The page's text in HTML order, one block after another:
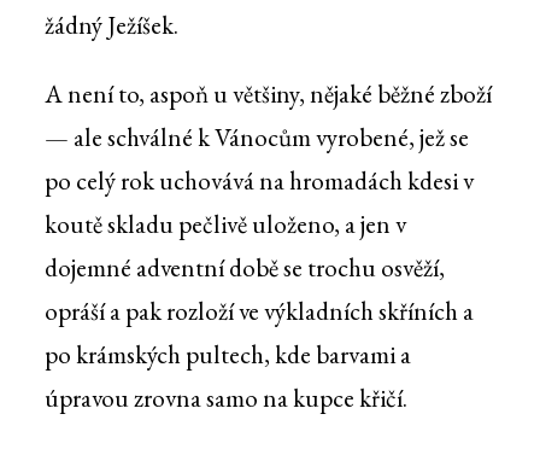
žádný Ježíšek.
A není to, aspoň u většiny, nějaké běžné zboží
— ale schválné k Vánocům vyrobené, jež se
po celý rok uchovává na hromadách kdesi v
koutě skladu pečlivě uloženo, a jen v
dojemné adventní době se trochu osvěží,
opráší a pak rozloží ve výkladních skříních a
po krámských pultech, kde barvami a
úpravou zrovna samo na kupce křičí.